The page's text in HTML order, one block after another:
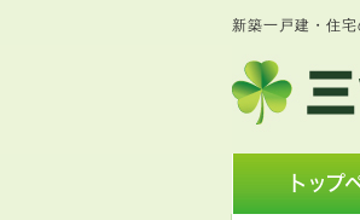
新築一戸建・住
トップ